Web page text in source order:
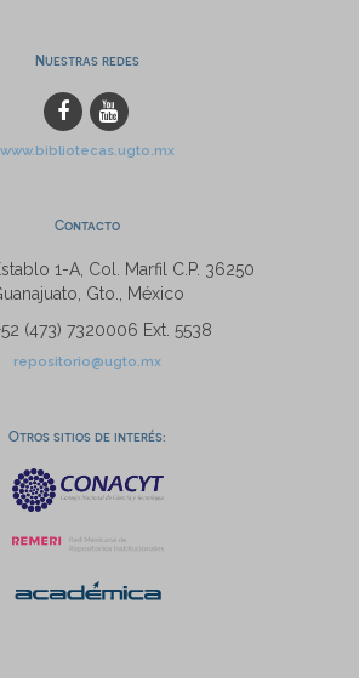
Nuestras redes
www.bibliotecas.ugto.mx
Contacto
1-A, Col. Marfil C.P. 36250
Gto., México
(473) 7320006 Ext. 5538
repositorio@ugto.mx
Otros sitios de interés: